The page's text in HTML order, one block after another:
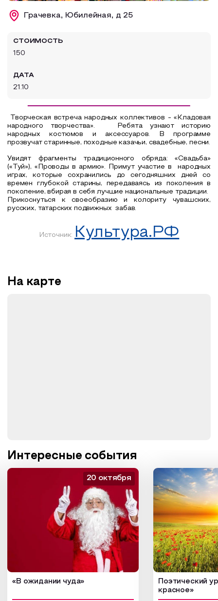
Образовательный туризм
Грачевка, Юбилейная, д 25
СТОИМОСТЬ
150
ДАТА
21.10
Творческая встреча народных коллективов - «Кладовая
народного творчества». Ребята узнают историю
народных костюмов и аксессуаров. В программе
прозвучат старинные, походные казачьи, свадебные, песни.
Увидят фрагменты традиционного обряда: «Свадьба»
(«Туй»), «Проводы в армию». Примут участие в
народных
играх, которые сохранились до сегодняшних дней со
времен глубокой старины, передаваясь из поколения в
поколение, вбирая в себя лучшие национальные традиции.
Прикоснуться к своеобразию и колориту чувашских,
русских, татарских подвижных
забав.
Источник: Культура.РФ
На карте
Интересные события
«В ожидании чуда»
20 октября
Поэтический
красное»